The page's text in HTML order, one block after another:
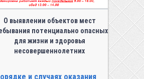
О выявлении объектов мест
потенциально опасных
для жизни и здоровья
несовершеннолетних
и случаях оказания